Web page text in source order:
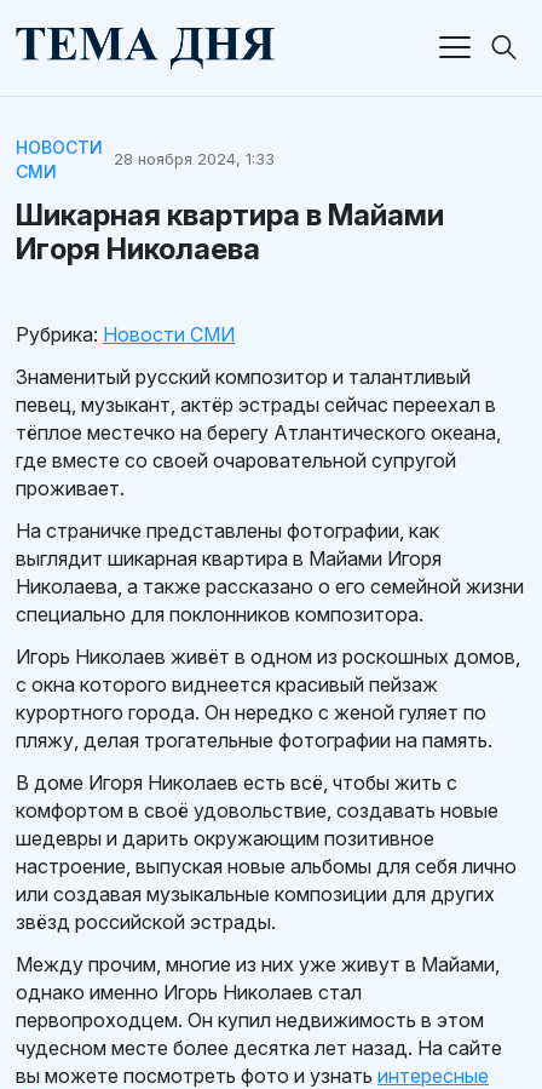
НОВОСТИ
СМИ
28 ноября 2024, 1:33
Шикарная квартира в Майами
Игоря Николаева
Рубрика: Новости СМИ
Знаменитый русский композитор и талантливый
певец, музыкант, актёр эстрады сейчас переехал в
тёплое местечко на берегу Атлантического океана,
где вместе со своей очаровательной супругой
проживает.
На страничке представлены фотографии, как
выглядит шикарная квартира в Майами Игоря
Николаева, а также рассказано о его семейной жизни
специально для поклонников композитора.
Игорь Николаев живёт в одном из роскошных домов,
с окна которого виднеется красивый пейзаж
курортного города. Он нередко с женой гуляет по
пляжу, делая трогательные фотографии на память.
В доме Игоря Николаев есть всё, чтобы жить с
комфортом в своё удовольствие, создавать новые
шедевры и дарить окружающим позитивное
настроение, выпуская новые альбомы для себя лично
или создавая музыкальные композиции для других
звёзд российской эстрады.
Между прочим, многие из них уже живут в Майами,
однако именно Игорь Николаев стал
первопроходцем. Он купил недвижимость в этом
чудесном месте более десятка лет назад. На сайте
вы можете посмотреть фото и узнать интересные